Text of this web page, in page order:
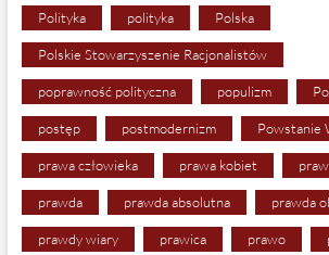
Polityka polityka Polska
Polskie Stowarzyszenie Racjonalistów
poprawność polityczna populizm
postęp postmodernizm Powstanie
prawa człowieka prawa kobiet
prawda prawda absolutna prawda
prawdy wiary prawica prawo